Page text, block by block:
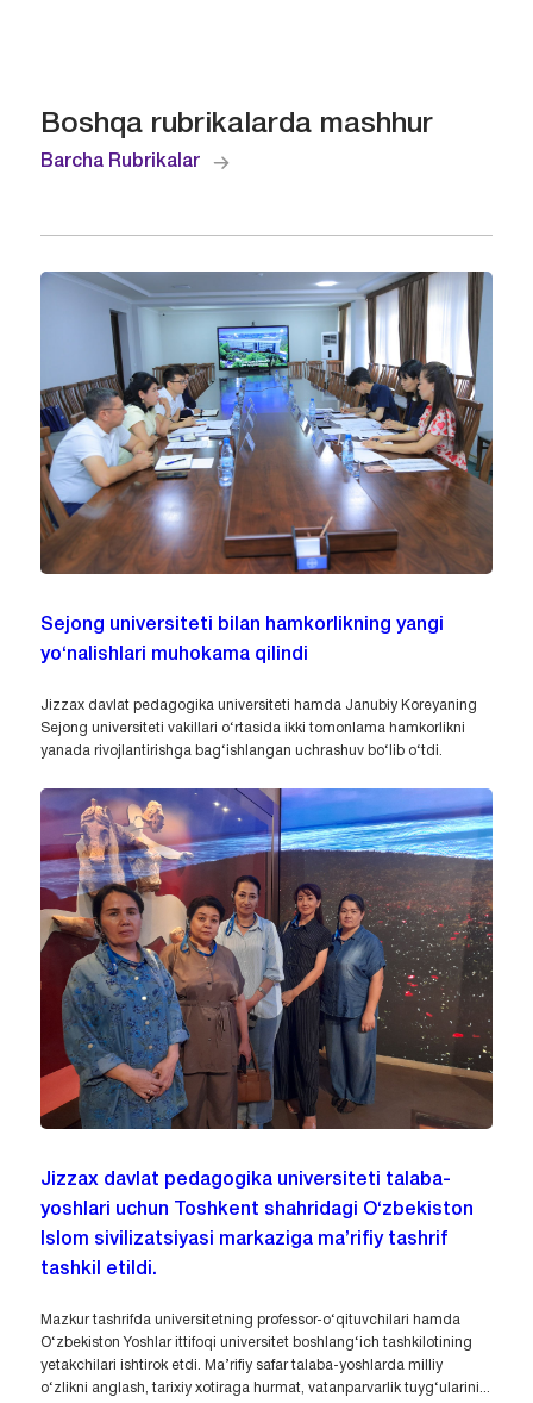
Boshqa rubrikalarda mashhur
Barcha Rubrikalar
Sejong universiteti bilan hamkorlikning yangi
yo‘nalishlari muhokama qilindi
Jizzax davlat pedagogika universiteti hamda Janubiy Koreyaning
Sejong universiteti vakillari o‘rtasida ikki tomonlama hamkorlikni
yanada rivojlantirishga bag‘ishlangan uchrashuv bo‘lib o‘tdi.
Jizzax davlat pedagogika universiteti talaba-
yoshlari uchun Toshkent shahridagi O‘zbekiston
Islom sivilizatsiyasi markaziga ma’rifiy tashrif
tashkil etildi.
Mazkur tashrifda universitetning professor-o‘qituvchilari hamda
O‘zbekiston Yoshlar ittifoqi universitet boshlang‘ich tashkilotining
yetakchilari ishtirok etdi. Ma’rifiy safar talaba-yoshlarda milliy
o‘zlikni anglash, tarixiy xotiraga hurmat, vatanparvarlik tuyg‘ularini...